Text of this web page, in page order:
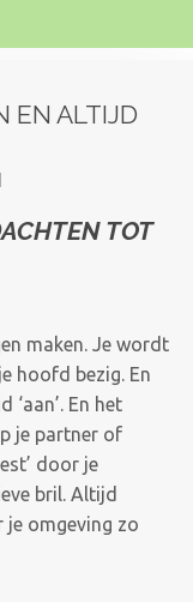
EN ALTIJD
TOT
maken. Je wordt
hoofd bezig. En
‘aan’. En het
je partner of
door je
bril. Altijd
je omgeving zo